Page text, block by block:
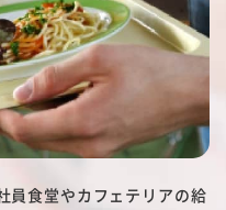
員食堂やカフェテリアの給